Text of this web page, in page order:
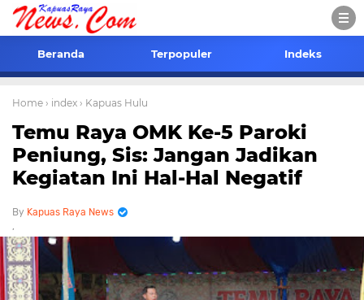
Beranda Terpopuler Indeks
Home › index › Kapuas Hulu
Temu Raya OMK Ke-5 Paroki
Peniung, Sis: Jangan Jadikan
Kegiatan Ini Hal-Hal Negatif
Kapuas Raya News